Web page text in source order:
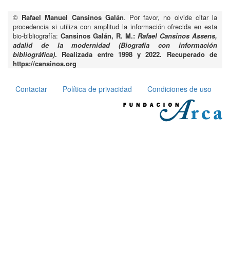
© Rafael Manuel Cansinos Galán. Por favor, no olvide citar la
procedencia si utiliza con amplitud la información ofrecida en esta
bio-bibliografía: Cansinos Galán, R. M.: Rafael Cansinos Assens,
adalid de la modernidad (Biografía con información
bibliográfica). Realizada entre 1998 y 2022. Recuperado de
https://cansinos.org
Pie
Contactar Política de privacidad Condiciones de uso